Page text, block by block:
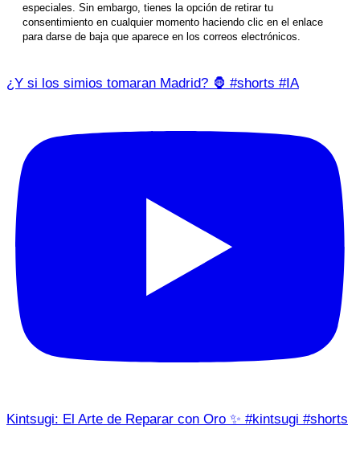
especiales. Sin embargo, tienes la opción de retirar tu
consentimiento en cualquier momento haciendo clic en el enlace
para darse de baja que aparece en los correos electrónicos.
¿Y si los simios tomaran Madrid? 🦍 #shorts #IA
Kintsugi: El Arte de Reparar con Oro ✨ #kintsugi #shorts